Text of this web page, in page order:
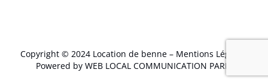
Copyright © 2024 Location de benne – Mentions Légales
Powered by WEB LOCAL COMMUNICATION PARIS